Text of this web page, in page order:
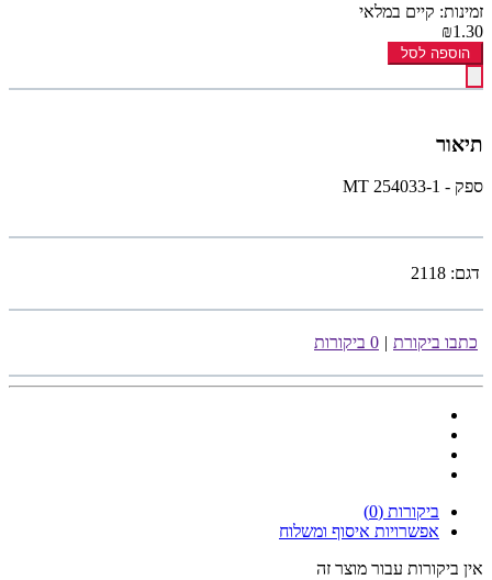
זמינות: קיים במלאי
₪1.30
הוספה לסל
תיאור
ספק - 254033-1 MT
דגם: 2118
כתבו ביקורת | 0 ביקורות
ביקורות (0)
אפשרויות איסוף ומשלוח
אין ביקורות עבור מוצר זה